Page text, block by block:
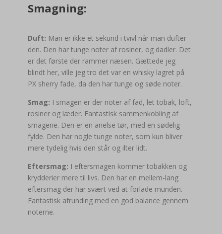
Smagning:
Duft: Man er ikke et sekund i tvivl når man dufter
den. Den har tunge noter af rosiner, og dadler. Det
er det første der rammer næsen. Gættede jeg
blindt her, ville jeg tro det var en whisky lagret på
PX sherry fade, da den har tunge og søde noter.
Smag: I smagen er der noter af fad, let tobak, loft,
rosiner og læder. Fantastisk sammenkobling af
smagene. Den er en anelse tør, med en sødelig
fylde. Den har nogle tunge noter, som kun bliver
mere tydelig hvis den står og ilter lidt.
Eftersmag: I eftersmagen kommer tobakken og
krydderier mere til livs. Den har en mellem-lang
eftersmag der har svært ved at forlade munden.
Fantastisk afrunding med en god balance gennem
noterne.